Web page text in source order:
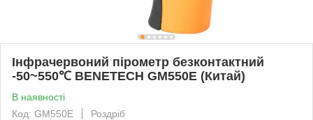
Інфрачервоний пірометр безконтактний
-50~550℃ BENETECH GM550E (Китай)
В наявності
Код: GM550E
Роздріб